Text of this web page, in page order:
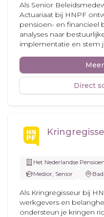
Als Senior
Actuariaat bij HNPF
pensioen- en financieel
analyses naar
implementatie en stem
Direct
Het Nederlandse
Medior, Senior
Als Kringregisseur bij
werkgevers en
ondersteun je kringen